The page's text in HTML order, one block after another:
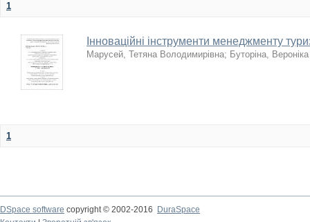
1
Інноваційні інструменти менеджменту
Марусей, Тетяна Володимирівна; Буторіна,
1
DSpace software copyright © 2002-2016
DuraSpace